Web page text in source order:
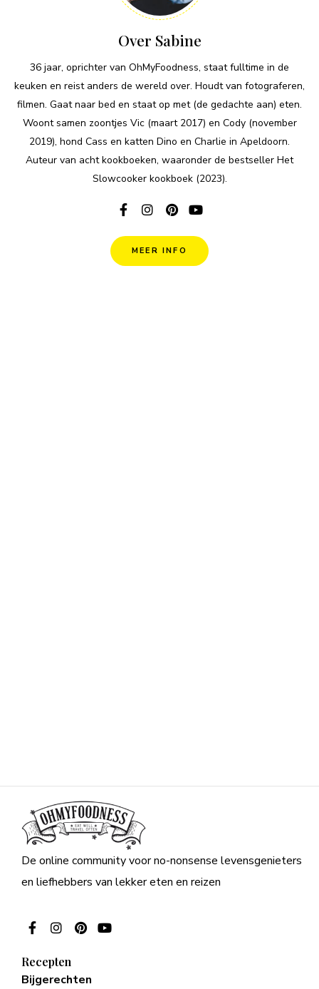
Over Sabine
36 jaar, oprichter van OhMyFoodness, staat fulltime in de
keuken en reist anders de wereld over. Houdt van fotograferen,
filmen. Gaat naar bed en staat op met (de gedachte aan) eten.
Woont samen zoontjes Vic (maart 2017) en Cody (november
2019), hond Cass en katten Dino en Charlie in Apeldoorn.
Auteur van acht kookboeken, waaronder de bestseller Het
Slowcooker kookboek (2023).
MEER INFO
De online community voor no-nonsense levensgenieters
en liefhebbers van lekker eten en reizen
Recepten
Bijgerechten